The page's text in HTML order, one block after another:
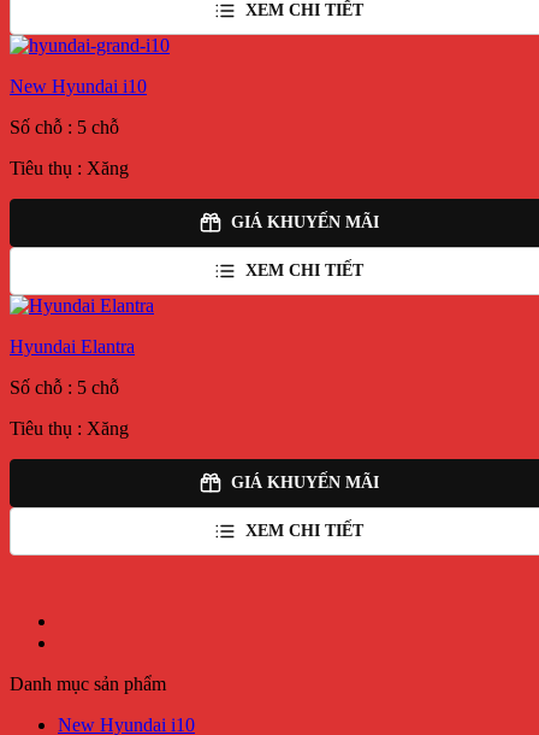
XEM CHI TIẾT
New Hyundai i10
Số chỗ : 5 chỗ
Tiêu thụ : Xăng
GIÁ KHUYẾN MÃI
XEM CHI TIẾT
Hyundai Elantra
Số chỗ : 5 chỗ
Tiêu thụ : Xăng
GIÁ KHUYẾN MÃI
XEM CHI TIẾT
Danh mục sản phẩm
New Hyundai i10